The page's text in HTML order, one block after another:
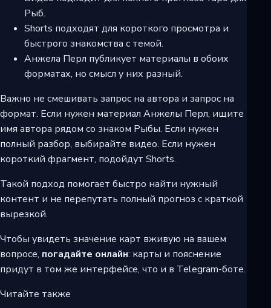
Рыб.
Shorts подходят для короткого просмотра и
быстрого знакомства с темой.
Анжела Перл публикует материалы в обоих
форматах, но смысл у них разный.
Важно не смешивать запрос на автора и запрос на
формат. Если нужен материал Анжелы Перл, ищите
имя автора рядом со знаком Рыбы. Если нужен
полный разбор, выбирайте видео. Если нужен
короткий фрагмент, подойдут Shorts.
Такой подход помогает быстро найти нужный
контент и не перепутать полный прогноз с краткой
вырезкой.
Чтобы увидеть значение карт вживую на вашем
вопросе, погадайте онлайн: карты и пояснение
придут в том же интерфейсе, что и в Telegram-боте.
Читайте также